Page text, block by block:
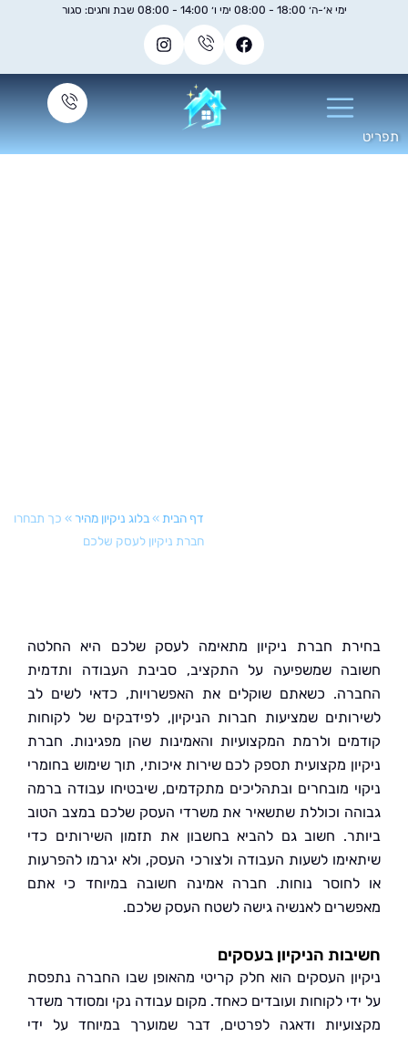
»בלוג ניקיון מהיר »כך תבחרו
חברת ניקיון לעסק שלכם
חברת ניקיון מתאימה לעסק שלכם היא החלטה
שמשפיעה על התקציב, סביבת העבודה ותדמית
כשאתם שוקלים את האפשרויות, כדאי לשים לב
שמציעות חברות הניקיון, לפידבקים של לקוחות
ולרמת המקצועיות והאמינות שהן מפגינות. חברת
מקצועית תספק לכם שירות איכותי, תוך שימוש בחומרי
מובחרים ובתהליכים מתקדמים, שיבטיחו עבודה ברמה
וכוללת שתשאיר את משרדי העסק שלכם במצב הטוב
חשוב גם להביא בחשבון את תזמון השירותים כדי
לשעות העבודה ולצורכי העסק, ולא יגרמו להפרעות
נוחות. חברה אמינה חשובה במיוחד כי אתם
לאנשיה גישה לשטח העסק שלכם.
הניקיון בעסקים
העסקים הוא חלק קריטי מהאופן שבו החברה נתפסת
לקוחות ועובדים כאחד. מקום עבודה נקי ומסודר משדר
ודאגה לפרטים, דבר שמוערך במיוחד על ידי